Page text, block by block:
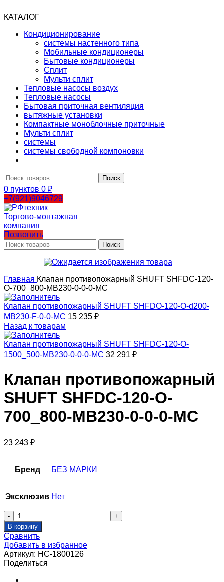
КАТАЛОГ
Кондиционирование
системы настенного типа
Мобильные кондиционеры
Бытовые кондиционеры
Сплит
Мульти сплит
Тепловые насосы воздух
Тепловые насосы
Бытовая приточная вентиляция
вытяжные установки
Компактные моноблочные приточные
Мульти сплит
системы
системы свободной компоновки
Поиск
0 пунктов 0 ₽
+7(921)9046729
Позвонить
Поиск
Главная Клапан противопожарный SHUFT SHFDC-120-
O-700_800-MB230-0-0-0-MC
Клапан противопожарный SHUFT SHFDO-120-O-d200-
MB230-F-0-0-MC 15 235 ₽
Назад к товарам
Клапан противопожарный SHUFT SHFDC-120-O-
1500_500-MB230-0-0-0-MC 32 291 ₽
Клапан противопожарный
SHUFT SHFDC-120-O-
700_800-MB230-0-0-0-MC
23 243 ₽
Бренд БЕЗ МАРКИ
Эксклюзив Нет
Количество
товара
Клапан
противопожарный
SHUFT
SHFDC-
120-
O-
В корзину
Сравнить
Добавить в избранное
Артикул: НС-1800126
Поделиться